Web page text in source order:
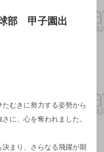
部 甲子園出
むきに努力する姿勢から
に、心を奪われました。
まり、さらなる飛躍が期